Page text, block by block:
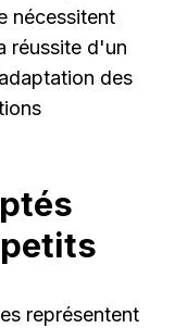
nécessitent
réussite d'un
des
représentent